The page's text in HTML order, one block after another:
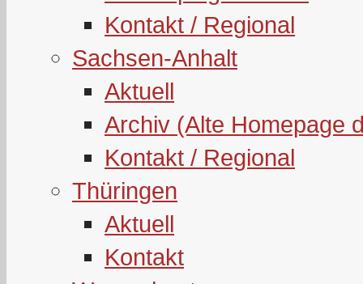
Kontakt / Regional
Sachsen-Anhalt
Aktuell
Archiv (Alte Homepage
Kontakt / Regional
Thüringen
Aktuell
Kontakt